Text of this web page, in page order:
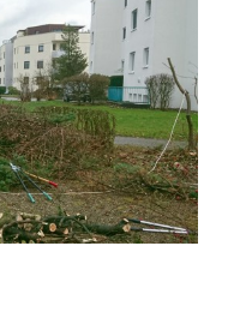
JUGEND
EVENTS
NEWS